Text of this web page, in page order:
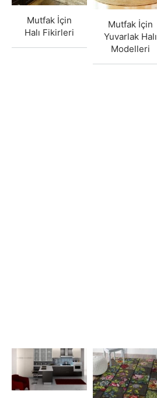
Mutfak İçin
Halı Fikirleri
Mutfak İçin
Yuvarlak Halı
Modelleri